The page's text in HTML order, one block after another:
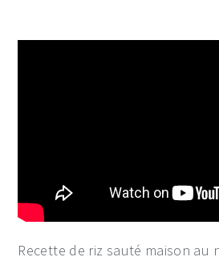
Recette de riz sauté maison au